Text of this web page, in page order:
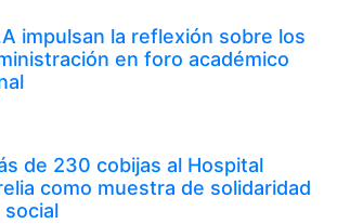
impulsan la reflexión sobre los
en foro académico
de 230 cobijas al Hospital
como muestra de solidaridad